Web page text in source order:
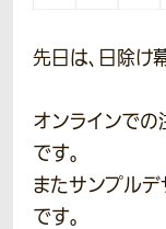
先日は、日除け
オンラインでの
です。
またサンプル
です。